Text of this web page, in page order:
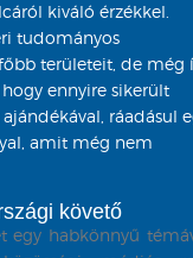
kiváló érzékkel.
tudományos
területeit, de még
ennyire sikerült
ráadásul
amit még nem
követő
egy habkönnyű